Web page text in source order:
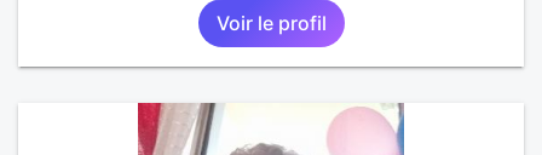
Voir le profil